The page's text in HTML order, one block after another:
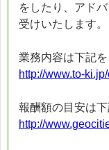
をしたり、アド
受けいたします。
業務内容は下記
http://www.to-
報酬額の目安は
http://